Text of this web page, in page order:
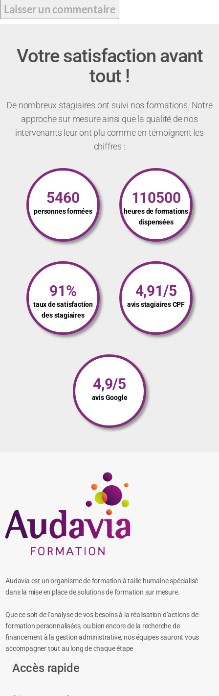
Votre satisfaction avant
tout !
De nombreux stagiaires ont suivi nos formations. Notre
approche sur mesure ainsi que la qualité de nos
intervenants leur ont plu comme en témoignent les
chiffres :
5460
personnes formées
110500
heures de formations
dispensées
91%
taux de satisfaction
des stagiaires
4,91/5
avis stagiaires CPF
4,9/5
avis Google
Audavia est un organisme de formation à taille humaine spécialisé
dans la mise en place de solutions de formation sur mesure.
Que ce soit de l’analyse de vos besoins à la réalisation d’actions de
formation personnalisées, ou bien encore de la recherche de
financement à la gestion administrative, nos équipes sauront vous
accompagner tout au long de chaque étape
Accès rapide